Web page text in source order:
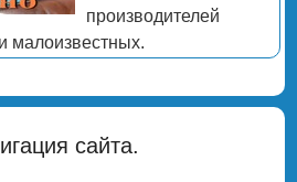
производителей
малоизвестных.
сайта.